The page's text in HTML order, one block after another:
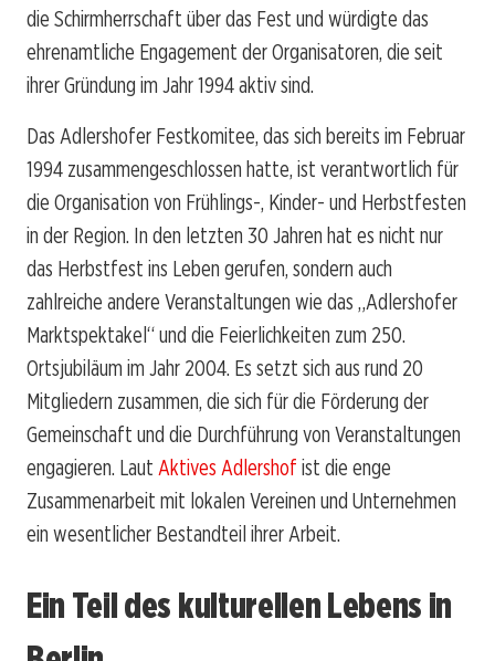
die Schirmherrschaft über das Fest und würdigte das
ehrenamtliche Engagement der Organisatoren, die seit
ihrer Gründung im Jahr 1994 aktiv sind.
Das Adlershofer Festkomitee, das sich bereits im Februar
1994 zusammengeschlossen hatte, ist verantwortlich für
die Organisation von Frühlings-, Kinder- und Herbstfesten
in der Region. In den letzten 30 Jahren hat es nicht nur
das Herbstfest ins Leben gerufen, sondern auch
zahlreiche andere Veranstaltungen wie das „Adlershofer
Marktspektakel“ und die Feierlichkeiten zum 250.
Ortsjubiläum im Jahr 2004. Es setzt sich aus rund 20
Mitgliedern zusammen, die sich für die Förderung der
Gemeinschaft und die Durchführung von Veranstaltungen
engagieren. Laut Aktives Adlershof ist die enge
Zusammenarbeit mit lokalen Vereinen und Unternehmen
ein wesentlicher Bestandteil ihrer Arbeit.
Ein Teil des kulturellen Lebens in